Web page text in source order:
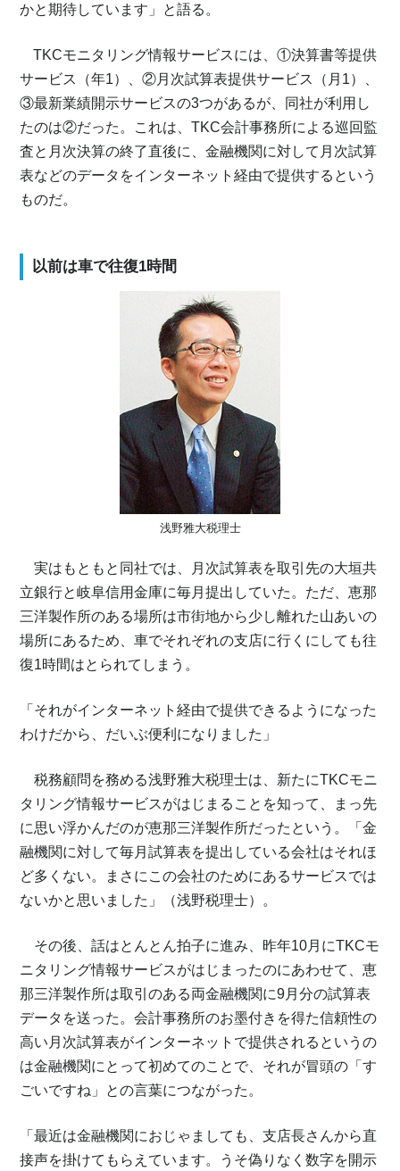
かと期待しています」と語る。
TKCモニタリング情報サービスには、①決算書等提供
サービス（年1）、②月次試算表提供サービス（月1）、
③最新業績開示サービスの3つがあるが、同社が利用し
たのは②だった。これは、TKC会計事務所による巡回監
査と月次決算の終了直後に、金融機関に対して月次試算
表などのデータをインターネット経由で提供するという
ものだ。
以前は車で往復1時間
浅野雅大税理士
実はもともと同社では、月次試算表を取引先の大垣共
立銀行と岐阜信用金庫に毎月提出していた。ただ、恵那
三洋製作所のある場所は市街地から少し離れた山あいの
場所にあるため、車でそれぞれの支店に行くにしても往
復1時間はとられてしまう。
「それがインターネット経由で提供できるようになった
わけだから、だいぶ便利になりました」
税務顧問を務める浅野雅大税理士は、新たにTKCモニ
タリング情報サービスがはじまることを知って、まっ先
に思い浮かんだのが恵那三洋製作所だったという。「金
融機関に対して毎月試算表を提出している会社はそれほ
ど多くない。まさにこの会社のためにあるサービスでは
ないかと思いました」（浅野税理士）。
その後、話はとんとん拍子に進み、昨年10月にTKCモ
ニタリング情報サービスがはじまったのにあわせて、恵
那三洋製作所は取引のある両金融機関に9月分の試算表
データを送った。会計事務所のお墨付きを得た信頼性の
高い月次試算表がインターネットで提供されるというの
は金融機関にとって初めてのことで、それが冒頭の「す
ごいですね」との言葉につながった。
「最近は金融機関におじゃましても、支店長さんから直
接声を掛けてもらえています。うそ偽りなく数字を開示